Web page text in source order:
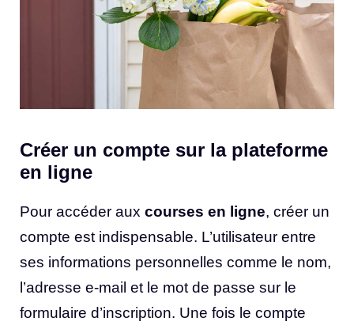
Créer un compte sur la plateforme
en ligne
Pour accéder aux courses en ligne, créer un
compte est indispensable. L’utilisateur entre
ses informations personnelles comme le nom,
l’adresse e-mail et le mot de passe sur le
formulaire d’inscription. Une fois le compte